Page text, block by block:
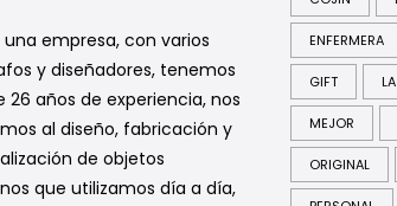
una empresa, con varios
y diseñadores, tenemos
26 años de experiencia, nos
al diseño, fabricación y
de objetos
que utilizamos día a día,
ENFERMERA
GIFT LA
MEJOR
ORIGINAL